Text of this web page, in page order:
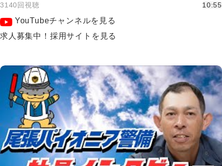
3140回視聴 10:55
YouTubeチャンネルを見る
求人募集中！採用サイトを見る